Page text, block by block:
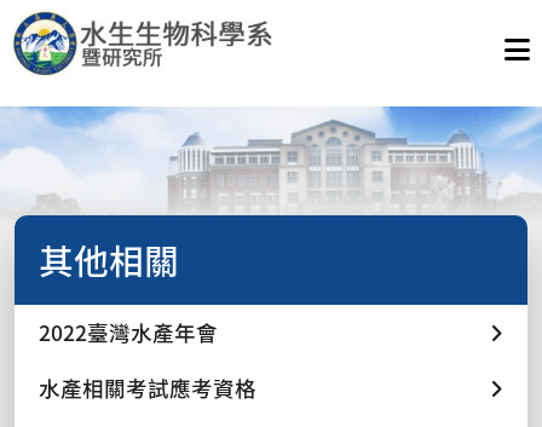
其他相關
2022臺灣水產年會
水產相關考試應考資格